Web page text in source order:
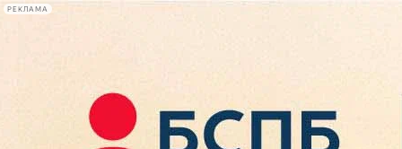
РЕКЛАМА
Сегодня:
2026.08.07
10:48